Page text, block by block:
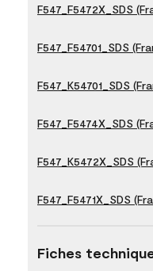
F547_F5472X_SDS
F547_F54701_SDS
F547_K54701_SDS
F547_F5474X_SDS
F547_K5472X_SDS
F547_F5471X_SDS
Fiches